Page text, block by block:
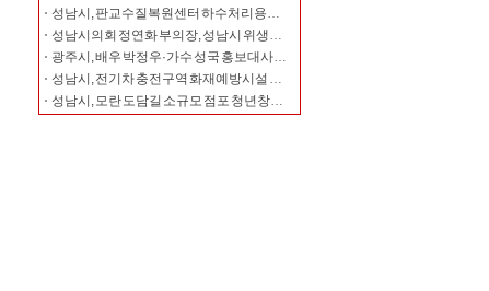
성남시, 판교수질복원센터 하수처리용량 하루 6만7000t으로 확대
성남시의회 정연화 부의장, 성남시 위생단체협의회와 간담회 개최
광주시, 배우 박정우·가수 성국 홍보대사로 위촉
성남시, 전기차 충전구역 화재예방시설 지원…5000만원 투입
성남시, 모란 도담길 소규모 점포 청년창업 39명 본격 지원